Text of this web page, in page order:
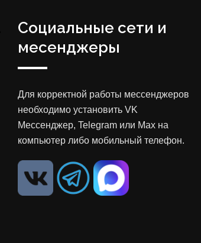
Социальные сети и
месенджеры
Для корректной работы мессенджеров
необходимо установить VK
Мессенджер, Telegram или Max на
компьютер либо мобильный телефон.